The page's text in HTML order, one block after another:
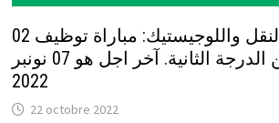
وزارة النقل واللوجيستيك: مباراة توظيف 02
متصرفان من الدرجة الثانية. آخر اجل هو 07 نونبر
2022
22 octobre 2022